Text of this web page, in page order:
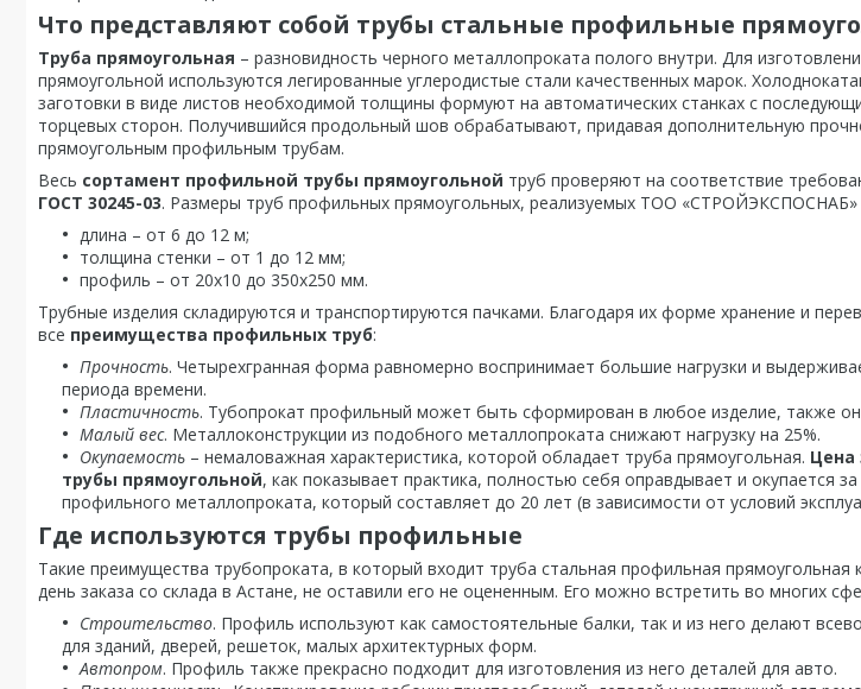
Что представляют собой трубы стальные профильные
Труба прямоугольная – разновидность черного металлопроката полого внутри. Для
прямоугольной используются легированные углеродистые стали качественных марок.
заготовки в виде листов необходимой толщины формуют на автоматических станках с
торцевых сторон. Получившийся продольный шов обрабатывают, придавая дополнительную
прямоугольным профильным трубам.
Весь сортамент профильной трубы прямоугольной труб проверяют на соответствие
ГОСТ 30245-03. Размеры труб профильных прямоугольных, реализуемых ТОО «СТРОЙЭКСПОСНАБ»
длина – от 6 до 12 м;
толщина стенки – от 1 до 12 мм;
профиль – от 20х10 до 350х250 мм.
Трубные изделия складируются и транспортируются пачками. Благодаря их форме хранение и
все преимущества профильных труб:
Прочность. Четырехгранная форма равномерно воспринимает большие нагрузки и
периода времени.
Пластичность. Тубопрокат профильный может быть сформирован в любое изделие, также
Малый вес. Металлоконструкции из подобного металлопроката снижают нагрузку на 25%.
Окупаемость – немаловажная характеристика, которой обладает труба прямоугольная. Цена
трубы прямоугольной, как показывает практика, полностью себя оправдывает и окупается
профильного металлопроката, который составляет до 20 лет (в зависимости от условий
Где используются трубы профильные
Такие преимущества трубопроката, в который входит труба стальная профильная
день заказа со склада в Астане, не оставили его не оцененным. Его можно встретить во многих
Строительство. Профиль используют как самостоятельные балки, так и из него делают
для зданий, дверей, решеток, малых архитектурных форм.
Автопром. Профиль также прекрасно подходит для изготовления из него деталей для авто.